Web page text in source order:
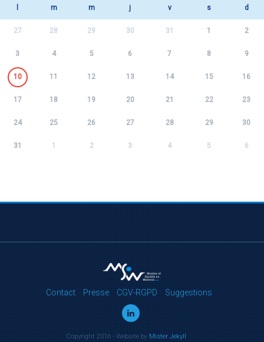
m m j v s d
27 28 29 30 31 1 2
3 4 5 6 7 8 9
10 11 12 13 14 15 16
17 18 19 20 21 22 23
24 25 26 27 28 29 30
31 1 2 3 4 5 6
Contact Presse CGV-RGPD Suggestions
Copyright 2016 - Website byMister Jekyll